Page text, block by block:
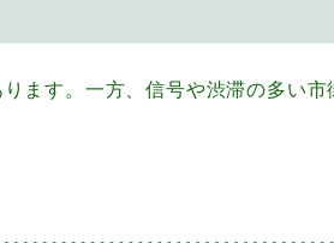
ます。一方、信号や渋滞の多い